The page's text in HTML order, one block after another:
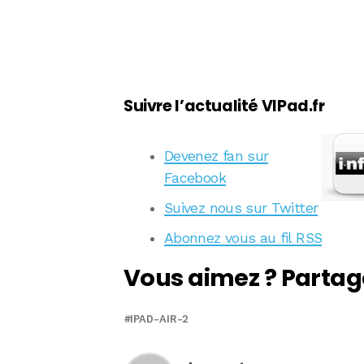
Suivre l’actualité VIPad.fr
Devenez fan sur
Facebook
Suivez nous sur Twitter
Abonnez vous au fil RSS
Vous aimez ?
IPAD-AIR-2